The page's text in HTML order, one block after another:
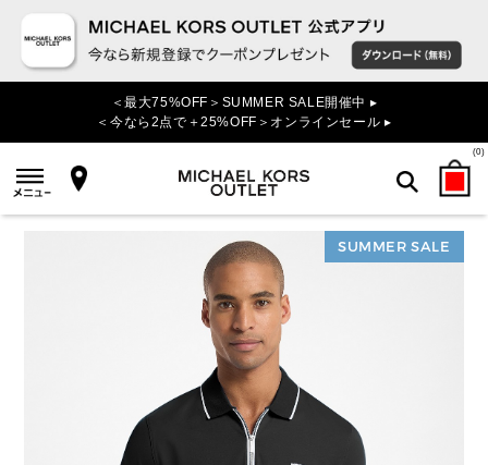
＜最大75%OFF＞SUMMER SALE開催中 ▸
＜今なら2点で＋25%OFF＞オンラインセール ▸
(0)
検索
SUMMER SALE